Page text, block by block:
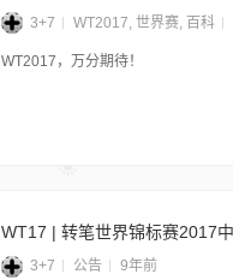
3+7 WT2017 世界赛 百科
WT2017，万分期待！
WT17 | 转笔世界锦标赛2017
3+7 公告 9年前